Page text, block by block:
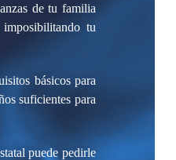
de tu familia
tu
básicos para
suficientes para
puede pedirle